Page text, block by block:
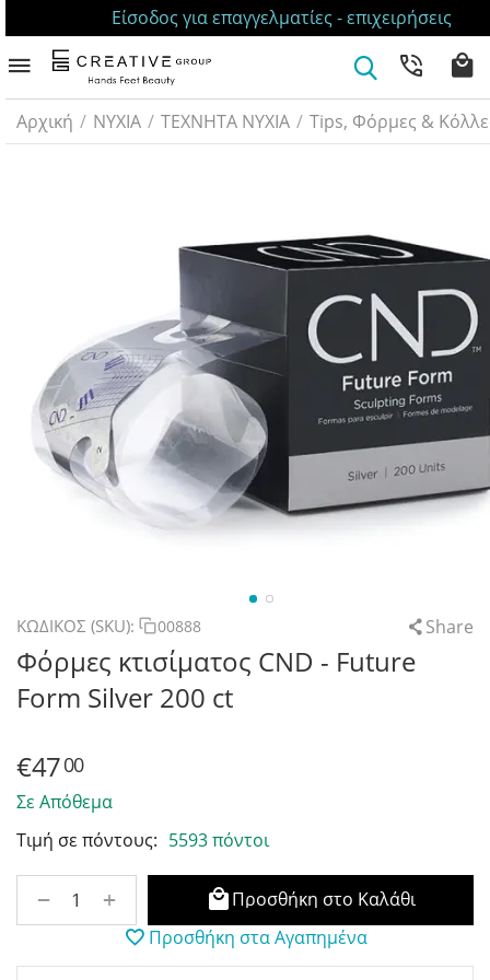
Είσοδος για επαγγελματίες - επιχειρήσεις
Αρχική / ΝΥΧΙΑ / ΤΕΧΝΗΤΑ ΝΥΧΙΑ / Tips, Φόρμες &
ΚΩΔΙΚΟΣ (SKU): 00888 Share
Φόρμες κτισίματος CND - Future
Form Silver 200 ct
€4700
Σε Απόθεμα
Τιμή σε πόντους: 5593 πόντοι
+
−
Προσθήκη στο Καλάθι
Προσθήκη στα Αγαπημένα